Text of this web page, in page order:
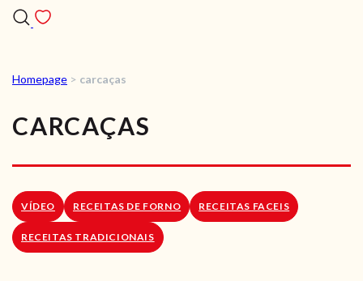
RECEITAS VEGGIE
SOBRE NÓS
LOJA ONLINE
Homepage > carcaças
CARCAÇAS
VÍDEO RECEITAS DE FORNO RECEITAS FACEIS
RECEITAS TRADICIONAIS